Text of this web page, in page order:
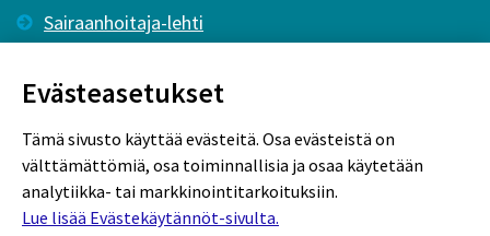
Sairaanhoitaja-lehti
Evästeasetukset
Tämä sivusto käyttää evästeitä. Osa evästeistä on
välttämättömiä, osa toiminnallisia ja osaa käytetään
analytiikka- tai markkinointitarkoituksiin.
Lue lisää Evästekäytännöt-sivulta.